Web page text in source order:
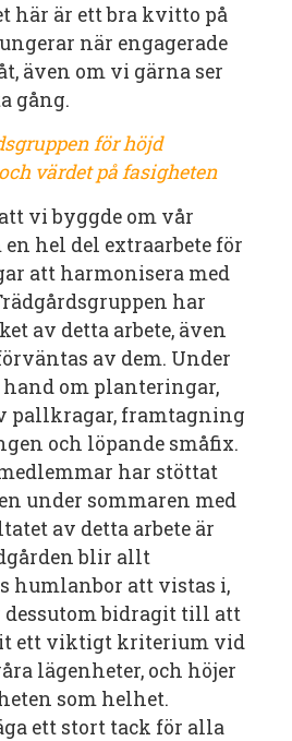
här är ett bra kvitto på
när engagerade
även om vi gärna ser
gång.
för höjd
värdet på fasigheten
vi byggde om vår
hel del extraarbete för
att harmonisera med
har
av detta arbete, även
av dem. Under
om planteringar,
pallkragar, framtagning
och löpande småfix.
har stöttat
under sommaren med
av detta arbete är
blir allt
humlanbor att vistas i,
dessutom bidragit till att
ett viktigt kriterium vid
lägenheter, och höjer
som helhet.
ett stort tack för alla